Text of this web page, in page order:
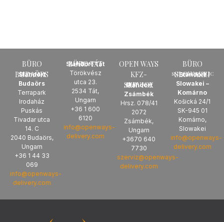
BÜRO
BUDAÖRS
HUNGARY
Standort
Budaörs
Terrapark
Irodaház
Puskás
Tivadar utca
14. C
2040 Budaörs,
Ungarn
+36 1 44 33
069
info@openways-
delivery.com
BÜRO TÁT
HUNGARY
Standort Tát
Törökvész
utca 23.
2534 Tát,
Ungarn
+36 1 600
6120
info@openways-
delivery.com
OPEN WAYS
KFZ-
SERVICE
HUNGARY
Standort
Zsámbék
Hrsz. 078/41
2072
Zsámbék,
Ungarn
+3670 640
7730
szerviz@openways-
delivery.com
BÜRO
SLOWAKEI
SLOVAK REPUBLIC
Standort
Slowakei –
Komárno
Košická 24/1
SK-945 01
Komárno,
Slowakei
info@openways-
delivery.com